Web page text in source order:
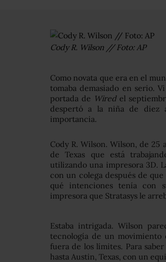
Cody R. Wilson // Foto: AP
Como novata que era en el
tomaba demasiado en serio.
portada de Wiredel
despertó a la niña de diez
importancia.
Cody R. Wilson. Wilson, de
de Texas que está
utilizando una impresora 3D.
con un colega después de
qué intenciones tenía con
impresora que Stratasys le
Estaba intrigada. Wilson
tecnología de un movimiento
fuera de los límites. Para
hasta Austin, Texas, con un